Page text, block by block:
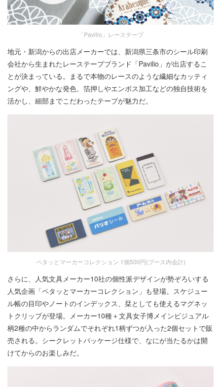
「Pavilio」レーステープ
地元・新潟からの出店メーカーでは、新潟県三条市のシール印刷
会社から生まれたレーステープブランド「Pavilio」が出店するこ
とが決まっている。まるで本物のレースのような繊細なカッティ
ングや、鮮やかな発色、箔押しやエンボス加工などの独自技術を
活かし、細部までこだわったテープが魅力だ。
ペタッとマーカーコレクション 1個500円(ブース内会計)
さらに、人気文具メーカー10社の個性派デザインが勢ぞろいする
人気企画「ペタッとマーカーコレクション」も登場。スケジュー
ル帳の目印やノートのインデックス、栞としても使えるマグネッ
トクリップが登場。メーカー10種＋文具女子博メインビジュアル
柄2種の中からランダムでそれぞれ1柄ずつが入った2個セットで販
売される。シークレットパッケージ仕様で、なにが当たるかは開
けてからのお楽しみだ。